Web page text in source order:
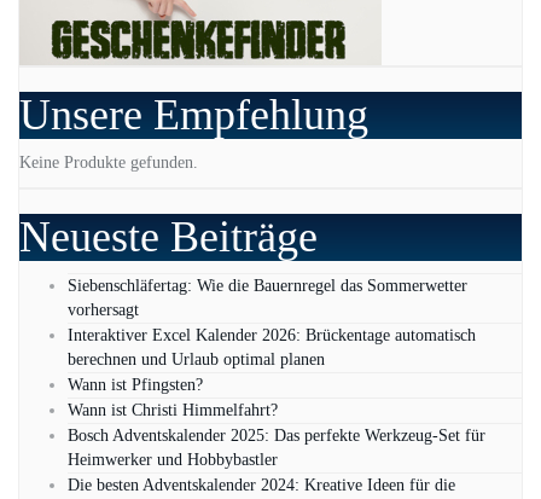
Unsere Empfehlung
Keine Produkte gefunden.
Neueste Beiträge
Siebenschläfertag: Wie die Bauernregel das Sommerwetter
vorhersagt
Interaktiver Excel Kalender 2026: Brückentage automatisch
berechnen und Urlaub optimal planen
Wann ist Pfingsten?
Wann ist Christi Himmelfahrt?
Bosch Adventskalender 2025: Das perfekte Werkzeug-Set für
Heimwerker und Hobbybastler
Die besten Adventskalender 2024: Kreative Ideen für die